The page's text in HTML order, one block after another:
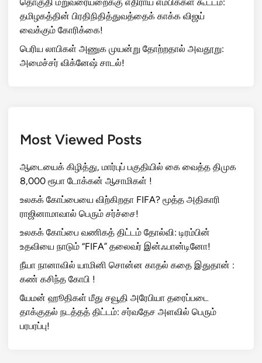
தமிழகத்தின் பிரதிநிதித்துவத்தைக் காக்க விஜய்
வைக்கும் கோரிக்கை!
பெரிய லாபிகள் அணுக முயன்று தோற்றதால் அவதூறு:
அமைச்சர் விக்னேஷ் சாடல்!
Most Viewed Posts
ஆடையைக் கிழித்து, மார்புப் பகுதியில் கை வைத்த திமுக
8,000 ரூபா டோக்கன் ஆசாமிகள் !
உலகக் கோப்பையை விற்கிறதா FIFA? மூத்த அதிகாரி
ராஜினாமாவால் பெரும் சர்ச்சை!
உலகக் கோப்பை வணிகத் திட்டம் தோல்வி: டிரம்பின்
உதவியை நாடும் “FIFA” தலைவர் இன்ஃபான்டினோ!
நீயா நானாவில் யாமினி சொன்ன காதல் கதை இதுதான் :
கண் கசிந்த கோபி !
யேமன் ஹூதிகள் மீது சவூதி அரேபியா தரைப்படை
தாக்குதல் நடத்தத் திட்டம்: சர்வதேச அளவில் பெரும்
பரபரப்பு!